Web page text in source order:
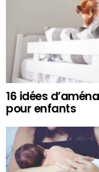
16 idées
pour enfants